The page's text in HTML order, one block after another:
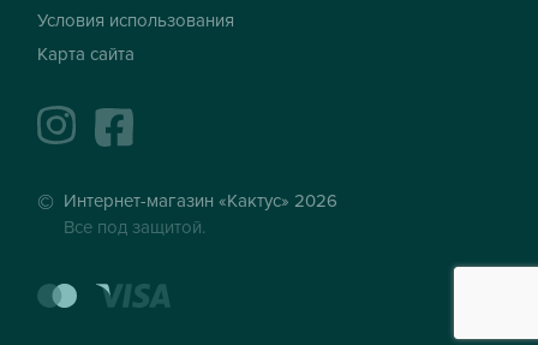
Условия использования
Карта сайта
instagramfacebook
Интернет-магазин «Кактус» 2026
Все под защитой.
mastercard